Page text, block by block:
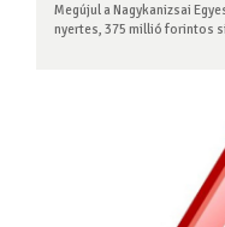
Megújul a Nagykanizsai
nyertes, 375 millió forintos